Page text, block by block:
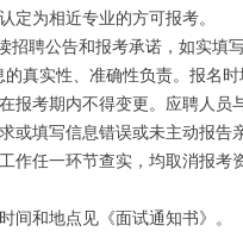
定为相近专业的方可报考。
聘公告和报考承诺，如实填
真实性、准确性负责。报名
报考期内不得变更。应聘人
或填写信息错误或未主动报
任一环节查实，均取消报考
和地点见《面试通知书》。